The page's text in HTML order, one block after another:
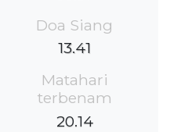
Doa Siang
13.41
Matahari
terbenam
20.14